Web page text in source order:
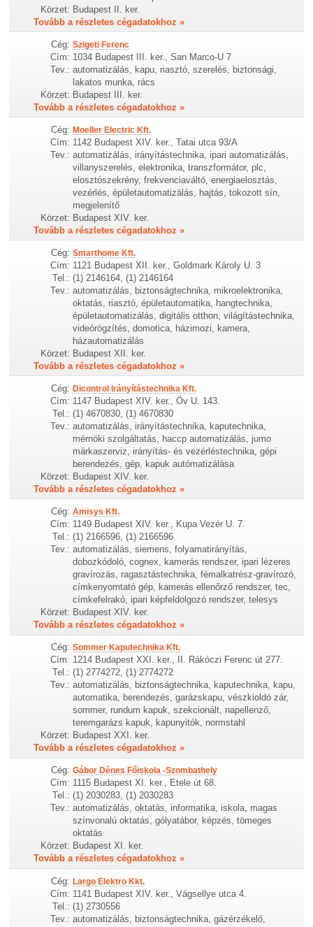
Körzet: Budapest II. ker.
Tovább a részletes cégadatokhoz »
Cég: Szigeti Ferenc
Cím: 1034 Budapest III. ker., San Marco-U 7
Tev.: automatizálás, kapu, riasztó, szerelés, biztonsági,
lakatos munka, rács
Körzet: Budapest III. ker.
Tovább a részletes cégadatokhoz »
Cég: Moeller Electric Kft.
Cím: 1142 Budapest XIV. ker., Tatai utca 93/A
Tev.: automatizálás, irányítástechnika, ipari automatizálás,
villanyszerelés, elektronika, transzformátor, plc,
elosztószekrény, frekvenciaváltó, energiaelosztás,
vezérlés, épületautomatizálás, hajtás, tokozott sín,
megjelenítő
Körzet: Budapest XIV. ker.
Tovább a részletes cégadatokhoz »
Cég: Smarthome Kft.
Cím: 1121 Budapest XII. ker., Goldmark Károly U. 3
Tel.: (1) 2146164, (1) 2146164
Tev.: automatizálás, biztonságtechnika, mikroelektronika,
oktatás, riasztó, épületautomatika, hangtechnika,
épületautomatizálás, digitális otthon, világítástechnika,
videórögzítés, domotica, házimozi, kamera,
házautomatizálás
Körzet: Budapest XII. ker.
Tovább a részletes cégadatokhoz »
Cég: Dicontrol Irányítástechnika Kft.
Cím: 1147 Budapest XIV. ker., Öv U. 143.
Tel.: (1) 4670830, (1) 4670830
Tev.: automatizálás, irányítástechnika, kaputechnika,
mérnöki szolgáltatás, haccp automatizálás, jumo
márkaszerviz, irányítás- és vezérléstechnika, gépi
berendezés, gép, kapuk autómatizálása
Körzet: Budapest XIV. ker.
Tovább a részletes cégadatokhoz »
Cég: Amisys Kft.
Cím: 1149 Budapest XIV. ker., Kupa Vezér U. 7.
Tel.: (1) 2166596, (1) 2166596
Tev.: automatizálás, siemens, folyamatirányítás,
dobozkódoló, cognex, kamerás rendszer, ipari lézeres
gravírozás, ragasztástechnika, fémalkatrész-gravírozó,
címkenyomtató gép, kamerás ellenőrző rendszer, tec,
címkefelrakó, ipari képfeldolgozó rendszer, telesys
Körzet: Budapest XIV. ker.
Tovább a részletes cégadatokhoz »
Cég: Sommer Kaputechnika Kft.
Cím: 1214 Budapest XXI. ker., II. Rákóczi Ferenc út 277.
Tel.: (1) 2774272, (1) 2774272
Tev.: automatizálás, biztonságtechnika, kaputechnika, kapu,
automatika, berendezés, garázskapu, vészkioldó zár,
sommer, rundum kapuk, szekcionált, napellenző,
teremgarázs kapuk, kapunyitók, normstahl
Körzet: Budapest XXI. ker.
Tovább a részletes cégadatokhoz »
Cég: Gábor Dénes Főiskola -Szombathely
Cím: 1115 Budapest XI. ker., Etele út 68.
Tel.: (1) 2030283, (1) 2030283
Tev.: automatizálás, oktatás, informatika, iskola, magas
színvonalú oktatás, gólyatábor, képzés, tömeges
oktatás
Körzet: Budapest XI. ker.
Tovább a részletes cégadatokhoz »
Cég: Largo Elektro Kkt.
Cím: 1141 Budapest XIV. ker., Vágsellye utca 4.
Tel.: (1) 2730556
Tev.: automatizálás, biztonságtechnika, gázérzékelő,